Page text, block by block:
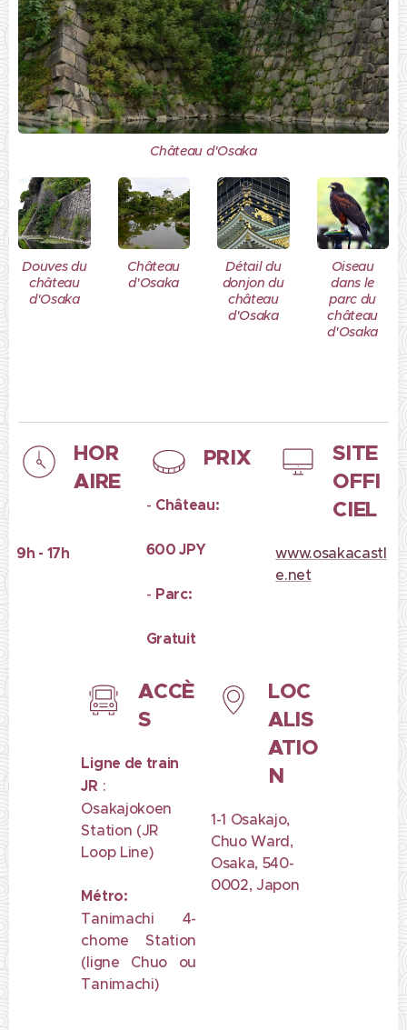
Château d'Osaka
Douves du
château
d'Osaka
Château
d'Osaka
Détail du
donjon du
château
d'Osaka
Oiseau
dans le
parc du
château
d'Osaka
HOR
AIRE
9h - 17h
PRIX
- Château:
600 JPY
- Parc:
Gratuit
SITE
OFFI
CIEL
www.osakacastl
e.net
ACCÈ
S
Ligne de train
JR :
Osakajokoen
Station (JR
Loop Line)
Métro:
Tanimachi 4-
chome Station
(ligne Chuo ou
Tanimachi)
LOC
ALIS
ATIO
N
1-1 Osakajo,
Chuo Ward,
Osaka, 540-
0002, Japon